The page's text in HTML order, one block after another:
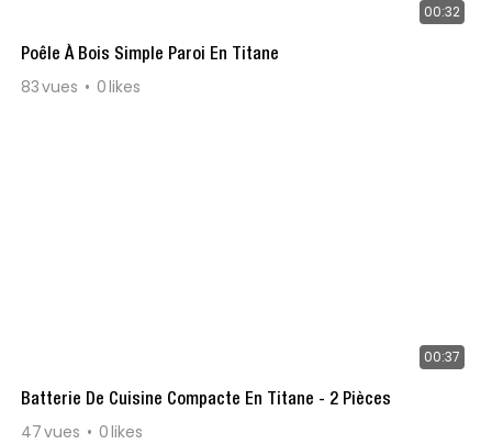
00:32
Poêle À Bois Simple Paroi En Titane
83vues 0likes
00:37
Batterie De Cuisine Compacte En Titane - 2 Pièces
47vues 0likes